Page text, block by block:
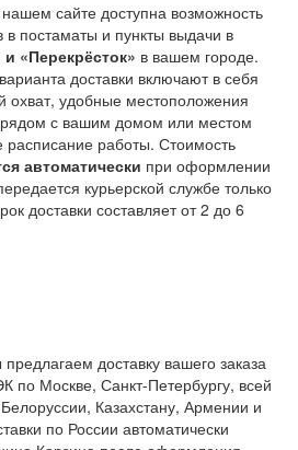
сайте доступна возможность
в постаматы и пункты выдачи в
«Перекрёсток» в вашем городе.
доставки включают в себя
охват, удобные местоположения
рядом с вашим домом или местом
расписание работы. Стоимость
автоматически при оформлении
курьерской службе только
доставки составляет от 2 до 6
доставку вашего заказа
по Москве, Санкт-Петербургу, всей
Казахстану, Армении и
по России автоматически